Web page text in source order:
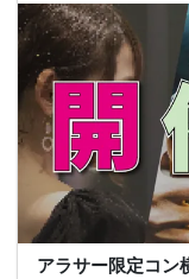
アラサー限定コ